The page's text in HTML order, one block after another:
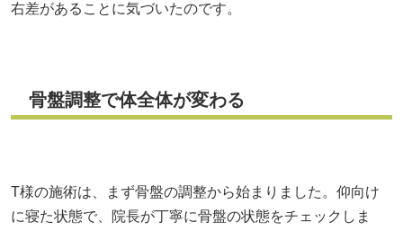
右差があることに気づいたのです。
骨盤調整で体全体が変わる
T様の施術は、まず骨盤の調整から始まりました。仰向け
に寝た状態で、院長が丁寧に骨盤の状態をチェックしま